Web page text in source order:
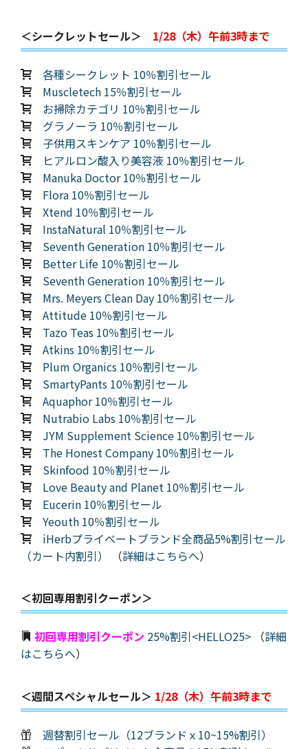
＜シークレットセール＞ 1/28（木）午前3時まで
各種シークレット 10％割引セール
Muscletech 15％割引セール
お掃除カテゴリ 10％割引セール
グラノーラ 10％割引セール
子供用スキンケア 10％割引セール
ヒアルロン酸入り美容液 10％割引セール
Manuka Doctor 10％割引セール
Flora 10％割引セール
Xtend 10％割引セール
InstaNatural 10％割引セール
Seventh Generation 10％割引セール
Better Life 10％割引セール
Seventh Generation 10％割引セール
Mrs. Meyers Clean Day 10％割引セール
Attitude 10％割引セール
Tazo Teas 10％割引セール
Atkins 10％割引セール
Plum Organics 10％割引セール
SmartyPants 10％割引セール
Aquaphor 10％割引セール
Nutrabio Labs 10％割引セール
JYM Supplement Science 10％割引セール
The Honest Company 10％割引セール
Skinfood 10％割引セール
Love Beauty and Planet 10％割引セール
Eucerin 10％割引セール
Yeouth 10％割引セール
iHerbプライベートブランド全商品5%割引セール
（カート内割引）
（詳細はこちらへ）
＜初回専用割引クーポン＞
初回専用割引クーポン 25%割引<HELLO25> （詳細
はこちらへ）
＜週間スペシャルセール＞ 1/28（木）午前3時まで
週替割引セール（12ブランドｘ10~15%割引）